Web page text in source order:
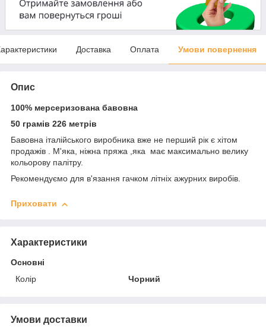
Доставка Оплата Умови повернення
Опис
100% мерсеризована бавовна
50 грамів 226 метрів
Бавовна італійського виробника вже не перший рік є хітом
продажів . М'яка, ніжна пряжа ,яка має максимально велику
кольорову палітру.
Рекомендуємо для в'язання гачком літніх ажурних виробів.
Приховати
Характеристики
Основні
Колір
Чорний
Умови доставки